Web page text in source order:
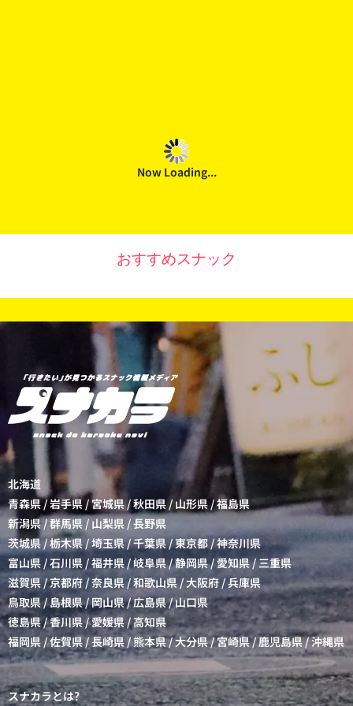
Now Loading...
おすすめスナック
北海道
青森県/岩手県/宮城県/秋田県 / 山形県/福島県
新潟県/群馬県 / 山梨県 /長野県
茨城県 /栃木県/埼玉県/千葉県/東京都 /神奈川県
富山県 /石川県 /福井県/岐阜県/静岡県/愛知県/三重県
滋賀県/京都府/奈良県 /和歌山県/大阪府 /兵庫県
鳥取県 / 島根県/岡山県/広島県/山口県
徳島県/香川県/愛媛県 /高知県
福岡県 /佐賀県 /長崎県/熊本県/大分県/宮崎県/鹿児島県/沖縄県
スナカラとは?